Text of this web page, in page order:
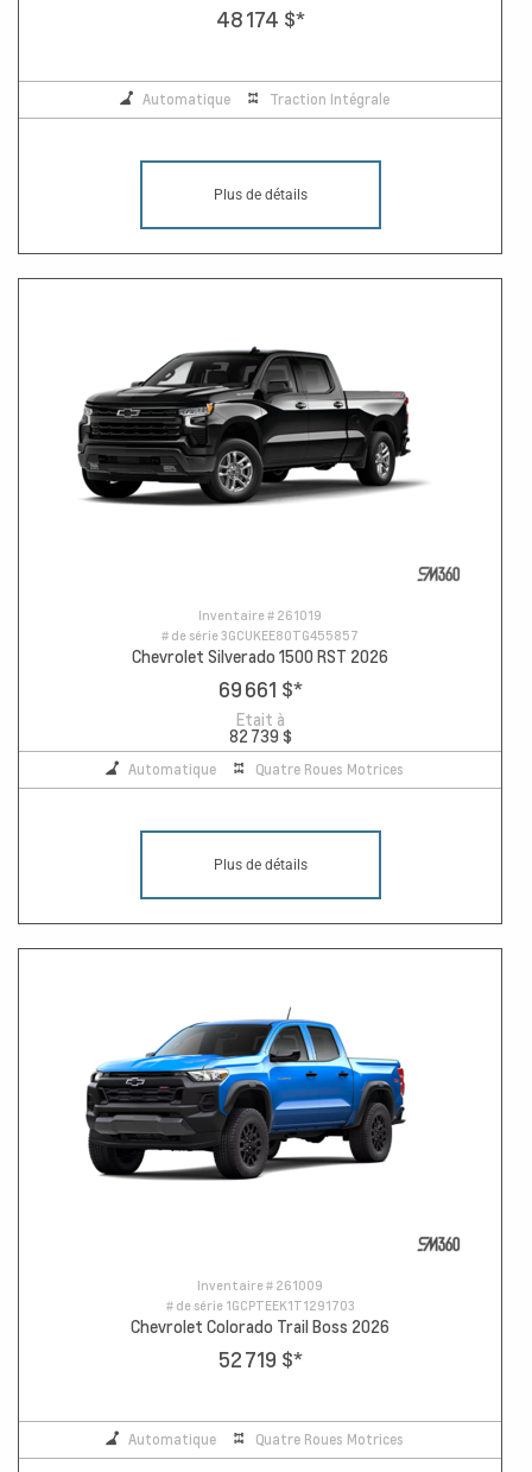
48 174 $*
Automatique Traction Intégrale
Plus de détails
Inventaire # 261019
# de série3GCUKEE80TG455857
Chevrolet Silverado 1500 RST 2026
69 661 $*
Etait à
82 739 $
Automatique Quatre Roues Motrices
Plus de détails
Inventaire # 261009
# de série 1GCPTEEK1T1291703
Chevrolet Colorado Trail Boss 2026
52 719 $*
Automatique Quatre Roues Motrices